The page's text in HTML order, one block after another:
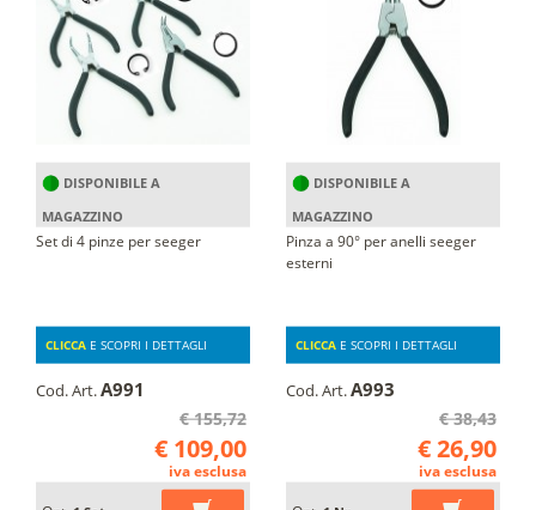
DISPONIBILE A
MAGAZZINO
Set di 4 pinze per seeger
CLICCA E SCOPRI I DETTAGLI
Cod. Art.A991
€ 155,72
€ 109,00
iva esclusa
DISPONIBILE A
MAGAZZINO
Pinza a 90° per anelli seeger
esterni
CLICCA E SCOPRI I DETTAGLI
Cod. Art.A993
€ 38,43
€ 26,90
iva esclusa